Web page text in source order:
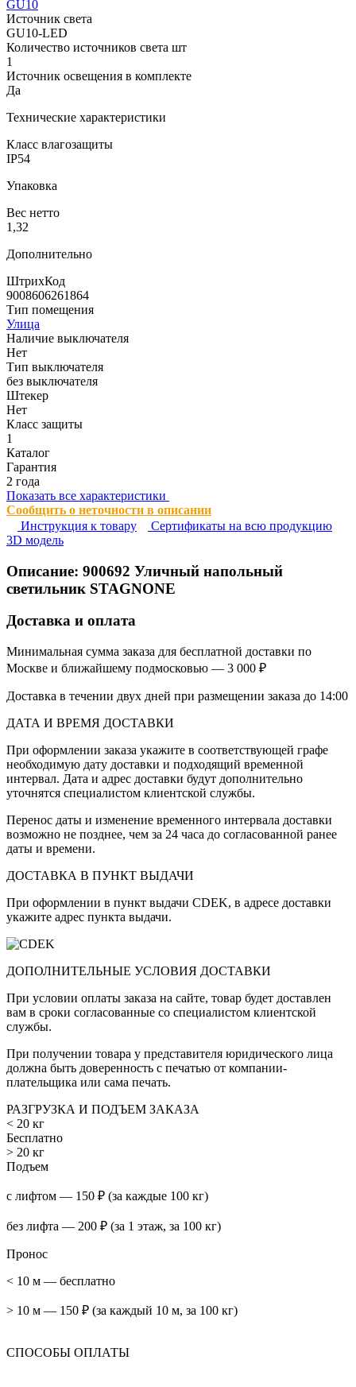
GU10
Источник света
GU10-LED
Количество источников света шт
1
Источник освещения в комплекте
Да
Технические характеристики
Класс влагозащиты
IP54
Упаковка
Вес нетто
1,32
Дополнительно
ШтрихКод
9008606261864
Тип помещения
Улица
Наличие выключателя
Нет
Тип выключателя
без выключателя
Штекер
Нет
Класс защиты
1
Каталог
Гарантия
2 года
Показать все характеристики
Сообщить о неточности в описании
Инструкция к товару
Сертификаты на всю продукцию
3D модель
Описание: 900692 Уличный напольный
светильник STAGNONE
Доставка и оплата
Минимальная сумма заказа для бесплатной доставки по
Москве и ближайшему подмосковью — 3 000 ₽
Доставка в течении двух дней при размещении заказа до 14:00
ДАТА И ВРЕМЯ ДОСТАВКИ
При оформлении заказа укажите в соответствующей графе
необходимую дату доставки и подходящий временной
интервал. Дата и адрес доставки будут дополнительно
уточнятся специалистом клиентской службы.
Перенос даты и изменение временного интервала доставки
возможно не позднее, чем за 24 часа до согласованной ранее
даты и времени.
ДОСТАВКА В ПУНКТ ВЫДАЧИ
При оформлении в пункт выдачи CDEK, в адресе доставки
укажите адрес пункта выдачи.
ДОПОЛНИТЕЛЬНЫЕ УСЛОВИЯ ДОСТАВКИ
При условии оплаты заказа на сайте, товар будет доставлен
вам в сроки согласованные со специалистом клиентской
службы.
При получении товара у представителя юридического лица
должна быть доверенность с печатью от компании-
плательщика или сама печать.
РАЗГРУЗКА И ПОДЪЕМ ЗАКАЗА
< 20 кг
Бесплатно
> 20 кг
Подъем
с лифтом — 150 ₽ (за каждые 100 кг)
без лифта — 200 ₽ (за 1 этаж, за 100 кг)
Пронос
< 10 м — бесплатно
> 10 м — 150 ₽ (за каждый 10 м, за 100 кг)
СПОСОБЫ ОПЛАТЫ